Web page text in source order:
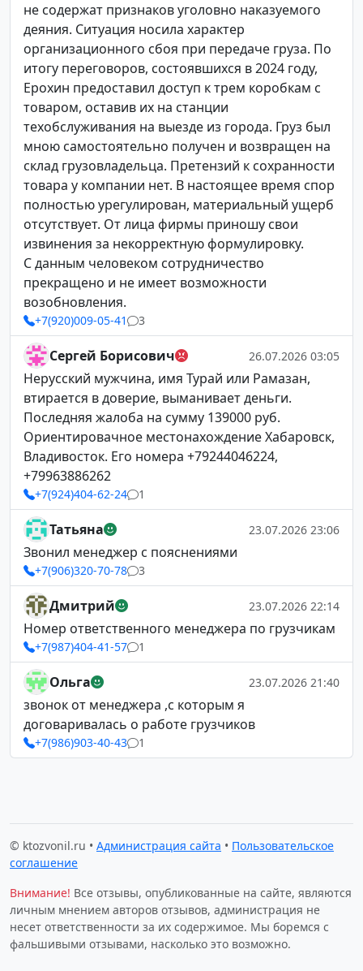
не содержат признаков уголовно наказуемого
деяния. Ситуация носила характер
организационного сбоя при передаче груза. По
итогу переговоров, состоявшихся в 2024 году,
Ерохин предоставил доступ к трем коробкам с
товаром, оставив их на станции
техобслуживания на выезде из города. Груз был
мною самостоятельно получен и возвращен на
склад грузовладельца. Претензий к сохранности
товара у компании нет. В настоящее время спор
полностью урегулирован, материальный ущерб
отсутствует. От лица фирмы приношу свои
извинения за некорректную формулировку.
С данным человеком сотрудничество
прекращено и не имеет возможности
возобновления.
+7(920)009-05-41 3
Сергей Борисович 26.07.2026 03:05
Нерусский мужчина, имя Турай или Рамазан,
втирается в доверие, выманивает деньги.
Последняя жалоба на сумму 139000 руб.
Ориентировачное местонахождение Хабаровск,
Владивосток. Его номера +79244046224,
+79963886262
+7(924)404-62-24 1
Татьяна 23.07.2026 23:06
Звонил менеджер с пояснениями
+7(906)320-70-78 3
Дмитрий 23.07.2026 22:14
Номер ответственного менеджера по грузчикам
+7(987)404-41-57 1
Ольга 23.07.2026 21:40
звонок от менеджера ,с которым я
договаривалась о работе грузчиков
+7(986)903-40-43 1
© ktozvonil.ru • Администрация сайта • Пользовательское
соглашение
Внимание! Все отзывы, опубликованные на сайте, являются
личным мнением авторов отзывов, администрация не
несет ответственности за их содержимое. Мы боремся с
фальшивыми отзывами, насколько это возможно.